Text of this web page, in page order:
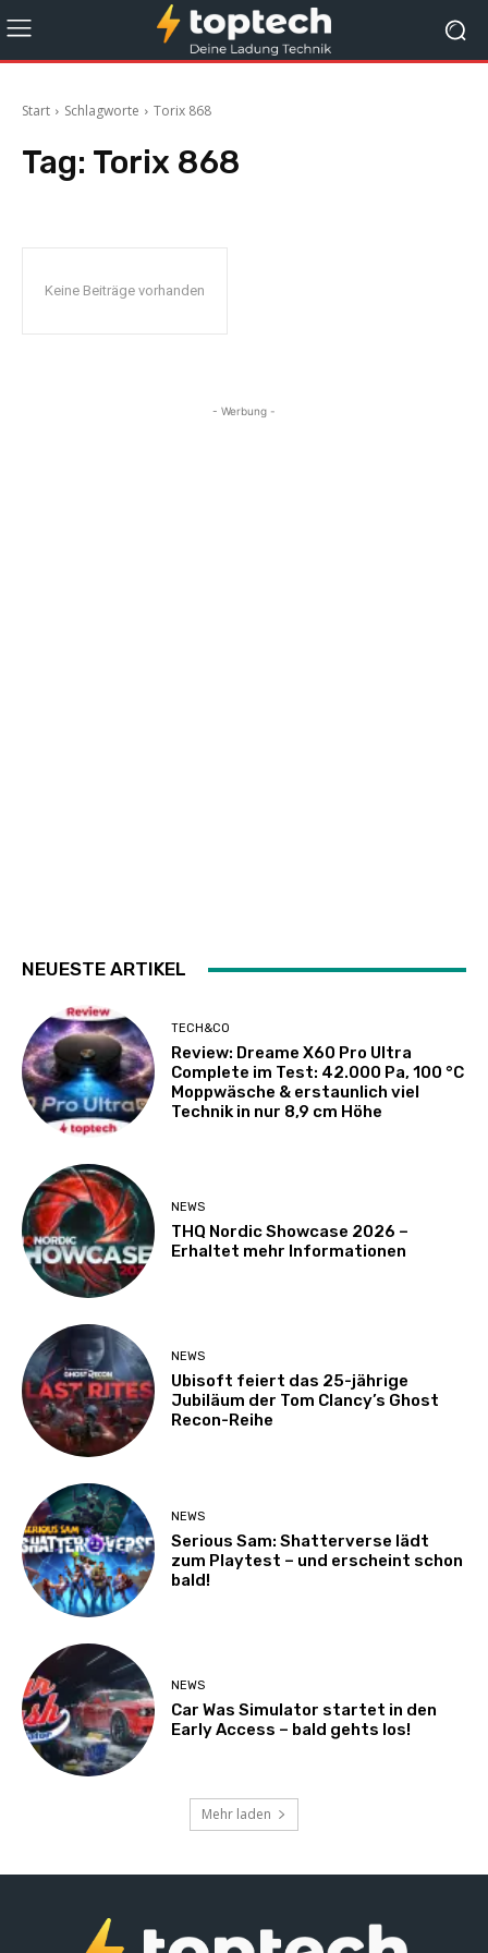
Start Schlagworte Torix 868
Tag: Torix 868
Keine Beiträge vorhanden
- Werbung -
NEUESTE ARTIKEL
TECH&CO
Review: Dreame X60 Pro Ultra
Complete im Test: 42.000 Pa, 100 °C
Moppwäsche & erstaunlich viel
Technik in nur 8,9 cm Höhe
NEWS
THQ Nordic Showcase 2026 –
Erhaltet mehr Informationen
NEWS
Ubisoft feiert das 25-jährige
Jubiläum der Tom Clancy’s Ghost
Recon-Reihe
NEWS
Serious Sam: Shatterverse lädt
zum Playtest – und erscheint schon
bald!
NEWS
Car Was Simulator startet in den
Early Access – bald gehts los!
Mehr laden